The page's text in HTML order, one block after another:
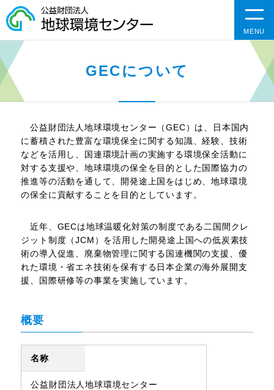
MENU
GECについて
公益財団法人地球環境センター（GEC）は、日本国内
に蓄積された豊富な環境保全に関する知識、経験、技術
などを活用し、国連環境計画の実施する環境保全活動に
対する支援や、地球環境の保全を目的とした国際協力の
推進等の活動を通して、開発途上国をはじめ、地球環境
の保全に貢献することを目的としています。
近年、GECは地球温暖化対策の制度である二国間クレ
ジット制度（JCM）を活用した開発途上国への低炭素技
術の導入促進、廃棄物管理に関する国連機関の支援、優
れた環境・省エネ技術を保有する日本企業の海外展開支
援、国際研修等の事業を実施しています。
概要
名称
公益財団法人地球環境センター